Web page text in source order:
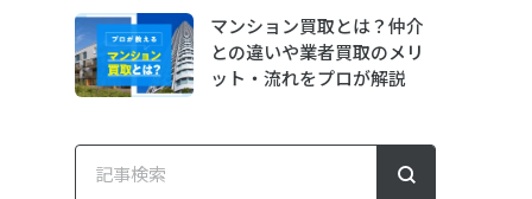
マンション買取とは？仲介
との違いや業者買取のメリ
ット・流れをプロが解説